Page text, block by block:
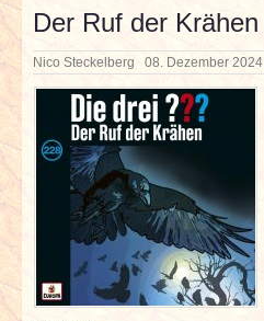
NEWS & DATES
BERICHTE
VERLOSUNGEN
INTERVIEWS
SPECIALS
Der Ruf der Krähen
Nico Steckelberg 08. Dezember 2024